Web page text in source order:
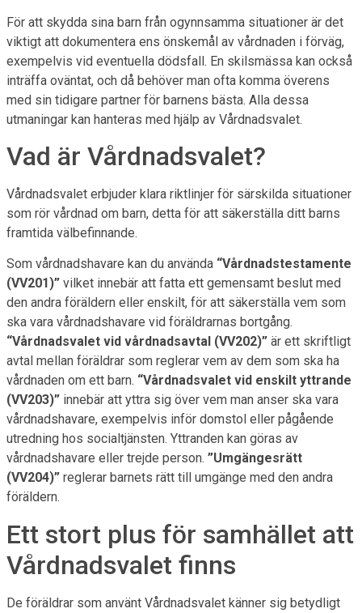
För att skydda sina barn från ogynnsamma situationer är det
viktigt att dokumentera ens önskemål av vårdnaden i förväg,
exempelvis vid eventuella dödsfall. En skilsmässa kan också
inträffa oväntat, och då behöver man ofta komma överens
med sin tidigare partner för barnens bästa. Alla dessa
utmaningar kan hanteras med hjälp av Vårdnadsvalet.
Vad är Vårdnadsvalet?
Vårdnadsvalet erbjuder klara riktlinjer för särskilda situationer
som rör vårdnad om barn, detta för att säkerställa ditt barns
framtida välbefinnande.
Som vårdnadshavare kan du använda “Vårdnadstestamente
(VV201)” vilket innebär att fatta ett gemensamt beslut med
den andra föräldern eller enskilt, för att säkerställa vem som
ska vara vårdnadshavare vid föräldrarnas bortgång.
“Vårdnadsvalet vid vårdnadsavtal (VV202)” är ett skriftligt
avtal mellan föräldrar som reglerar vem av dem som ska ha
vårdnaden om ett barn. “Vårdnadsvalet vid enskilt yttrande
(VV203)” innebär att yttra sig över vem man anser ska vara
vårdnadshavare, exempelvis inför domstol eller pågående
utredning hos socialtjänsten. Yttranden kan göras av
vårdnadshavare eller trejde person. ”Umgängesrätt
(VV204)” reglerar barnets rätt till umgänge med den andra
föräldern.
Ett stort plus för samhället att
Vårdnadsvalet finns
De föräldrar som använt Vårdnadsvalet känner sig betydligt